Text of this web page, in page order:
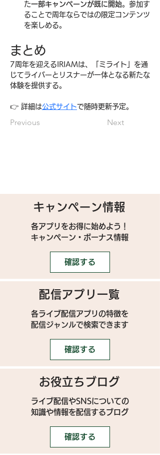
た一部キャンペーンが既に開始。参加す
ることで周年ならではの限定コンテンツ
を楽しめる。
まとめ
7周年を迎えるIRIAMは、「ミライト」を通
じてライバーとリスナーが一体となる新たな
体験を提供する。
👉 詳細は公式サイトで随時更新予定。
Previous Next
キャンペーン情報
各アプリをお得に始めよう！
キャンペーン・ボーナス情報
確認する
配信アプリ一覧
各ライブ配信アプリの特徴を
配信ジャンルで検索できます
確認する
お役立ちブログ
ライブ配信やSNSについての
​知識や情報を配信するブログ
確認する